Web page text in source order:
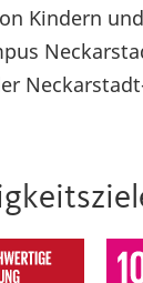
Kindern